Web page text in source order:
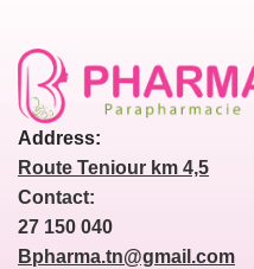
Address:
Route Teniour km 4,5
Contact:
27 150 040
Bpharma.tn@gmail.com